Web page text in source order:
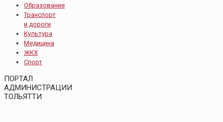
Образование
Транспорт
и дороги
Культура
Медицина
ЖКХ
Спорт
ПОРТАЛ
АДМИНИСТРАЦИИ
ТОЛЬЯТТИ